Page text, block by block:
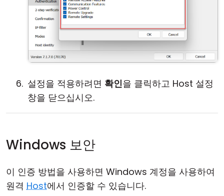
설정을 적용하려면 확인을 클릭하고 Host 설정
창을 닫으십시오.
Windows 보안
이 인증 방법을 사용하면 Windows 계정을 사용하여
원격 Host에서 인증할 수 있습니다.